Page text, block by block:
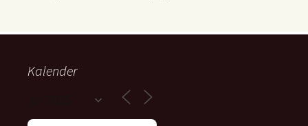
Kalender